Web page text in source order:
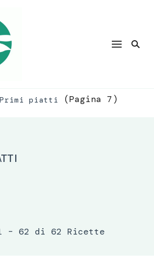
Primi piatti (Pagina 7)
– 62 di 62 Ricette